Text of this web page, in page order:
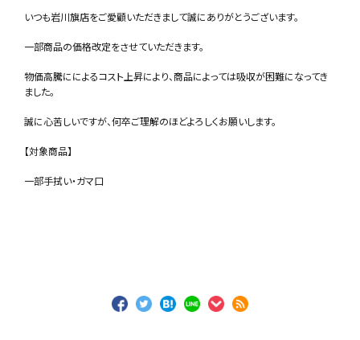
いつも岩川旗店をご愛顧いただきまして誠にありがとうございます。
一部商品の価格改定をさせていただきます。
物価高騰にによるコスト上昇により、商品によっては吸収が困難になってき
ました。
誠に心苦しいですが、何卒ご理解のほどよろしくお願いします。
【対象商品】
一部手拭い・ガマ口